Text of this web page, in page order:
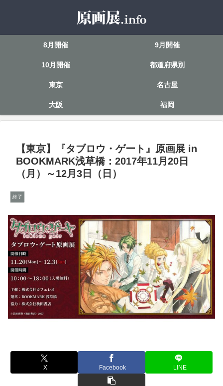
8月開催 9月開催
10月開催 都道府県別
東京 名古屋
大阪 福岡
【東京】『タブロウ・ゲート』原画展 in
BOOKMARK浅草橋：2017年11月20日
（月）～12月3日（日）
終了
X Facebook LINE